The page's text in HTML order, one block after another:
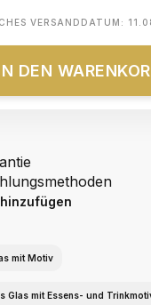
VERSANDDATUM:
DEN
mit Motiv
Glas mit Essens- und